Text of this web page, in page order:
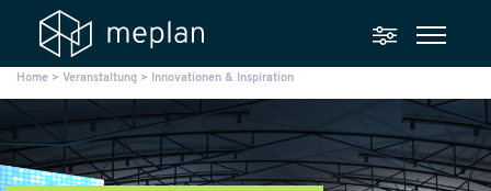
Home > Veranstaltung > Innovationen & Inspiration